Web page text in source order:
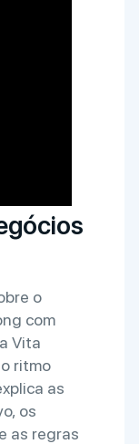
o
com
Vita
ritmo
as
os
as regras